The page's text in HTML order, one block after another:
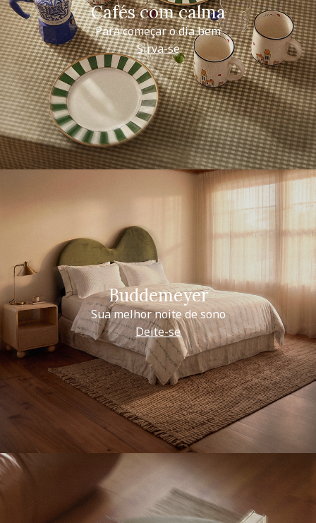
Cafés com calma
Para começar o dia bem
Sirva-se
Buddemeyer
Sua melhor noite de sono
Deite-se